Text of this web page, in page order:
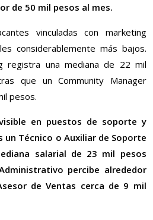
de 50 mil pesos al mes.
vinculadas con marketing
considerablemente más bajos.
registra una mediana de 22 mil
que un Community Manager
pesos.
en puestos de soporte y
Técnico o Auxiliar de Soporte
salarial de 23 mil pesos
percibe alrededor
de Ventas cerca de 9 mil